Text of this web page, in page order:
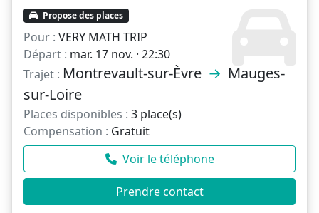
Propose des places
Pour : VERY MATH TRIP
Départ : mar. 17 nov. · 22:30
Trajet : Montrevault-sur-Èvre → Mauges-
sur-Loire
Places disponibles : 3 place(s)
Compensation : Gratuit
Voir le téléphone
Prendre contact